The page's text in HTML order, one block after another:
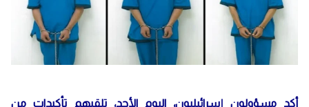
أكد مسؤولون إسرائيليون، اليوم الأحد، تلقيهم تأكيدات من